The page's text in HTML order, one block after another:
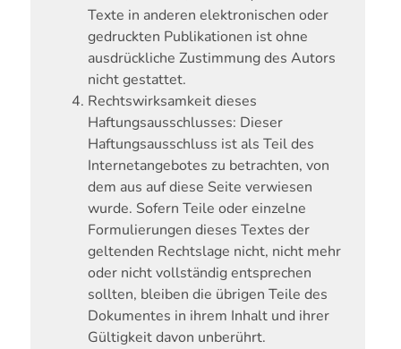
Texte in anderen elektronischen oder
gedruckten Publikationen ist ohne
ausdrückliche Zustimmung des Autors
nicht gestattet.
Rechtswirksamkeit dieses
Haftungsausschlusses: Dieser
Haftungsausschluss ist als Teil des
Internetangebotes zu betrachten, von
dem aus auf diese Seite verwiesen
wurde. Sofern Teile oder einzelne
Formulierungen dieses Textes der
geltenden Rechtslage nicht, nicht mehr
oder nicht vollständig entsprechen
sollten, bleiben die übrigen Teile des
Dokumentes in ihrem Inhalt und ihrer
Gültigkeit davon unberührt.